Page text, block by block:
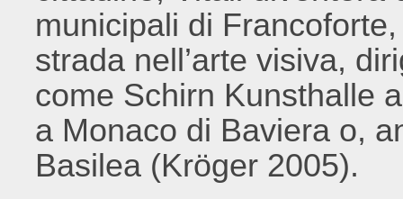
municipali di
strada nell’arte visiva,
come Schirn Kunsthalle
a Monaco di Baviera o,
Basilea (Kröger 2005).